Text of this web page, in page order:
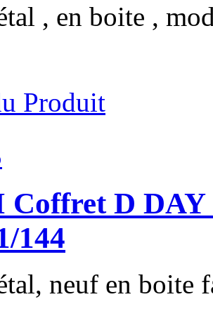
, en boite ,
Produit
Coffret D DAY
144
neuf en boite